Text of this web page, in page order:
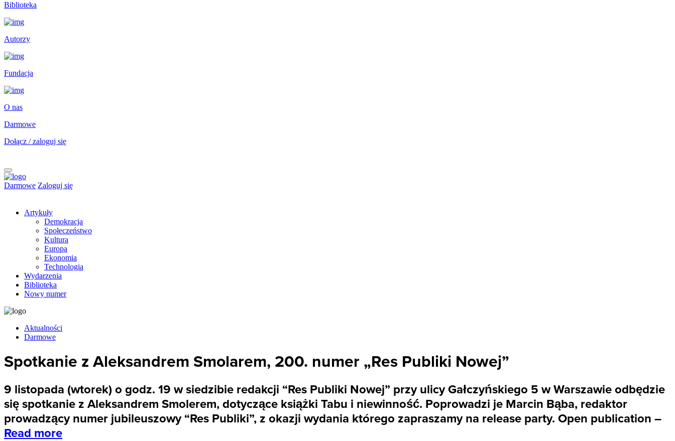
Biblioteka
Autorzy
Fundacja
O nas
Darmowe
Dołącz / zaloguj się
Darmowe Zaloguj się
Artykuły
Demokracja
Społeczeństwo
Kultura
Europa
Ekonomia
Technologia
Wydarzenia
Biblioteka
Nowy numer
Aktualności
Darmowe
Spotkanie z Aleksandrem Smolarem, 200. numer „Res Publiki Nowej”
9 listopada (wtorek) o godz. 19 w siedzibie redakcji “Res Publiki Nowej” przy ulicy Gałczyńskiego 5 w Warszawie odbędzie
się spotkanie z Aleksandrem Smolerem, dotyczące książki Tabu i niewinność. Poprowadzi je Marcin Bąba, redaktor
prowadzący numer jubileuszowy “Res Publiki”, z okazji wydania którego zapraszamy na release party. Open publication –
Read more